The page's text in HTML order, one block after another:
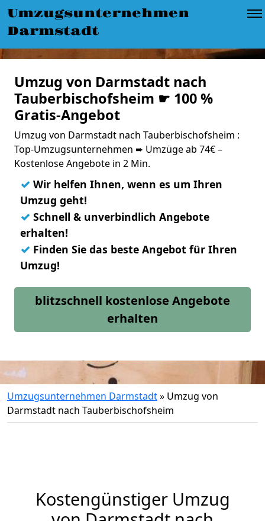
Umzugsunternehmen
Darmstadt
Umzug von Darmstadt nach
Tauberbischofsheim ☛ 100 %
Gratis-Angebot
Umzug von Darmstadt nach Tauberbischofsheim :
Top-Umzugsunternehmen ➨ Umzüge ab 74€ –
Kostenlose Angebote in 2 Min.
✓ Wir helfen Ihnen, wenn es um Ihren
Umzug geht!
✓ Schnell & unverbindlich Angebote
erhalten!
✓ Finden Sie das beste Angebot für Ihren
Umzug!
blitzschnell kostenlose Angebote
erhalten
Umzugsunternehmen Darmstadt» Umzug von
Darmstadt nach Tauberbischofsheim
Kostengünstiger Umzug